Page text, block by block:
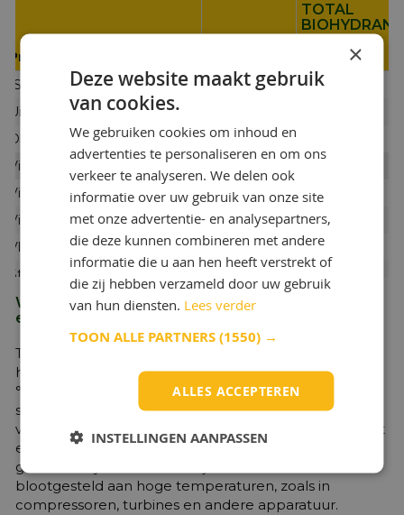
Productspecificaties :
TOTAL
BIOHYDRAN
ISO VG
46
Uitzicht
Dichtheid bij 15°C kg/m3
Viscositeit bij 40°C mm2/s
Viscositeit bij 100°C mm2/s
9,3
Viscositeitindex
185
Vlampunt C.O.C. °C
280
Stolpunt
Wat is de viscositeit van Total Biohydran TMP 46
en waar wordt het meestal gebruikt?
Total Biohydran TMP 46 is een biologisch afbreekbare
hydraulische olie met een viscositeit van 46 cSt bij 40
°C. Het wordt meestal gebruikt in hydraulische
systemen waarbij een biologisch afbreekbare olie
vereist is, zoals in de landbouw, bosbouw, scheepvaart
en andere industrieën. Het is ook geschikt voor
gebruik in systemen waarbij de olie kan worden
blootgesteld aan hoge temperaturen, zoals in
compressoren, turbines en andere apparatuur.
×
Deze website maakt gebruik
van cookies.
We gebruiken cookies om inhoud en
advertenties te personaliseren en om ons
verkeer te analyseren. We delen ook
informatie over uw gebruik van onze site
met onze advertentie- en analysepartners,
die deze kunnen combineren met andere
informatie die u aan hen heeft verstrekt of
die zij hebben verzameld door uw gebruik
van hun diensten. Lees verder
TOON ALLE PARTNERS(1550) →
ALLES ACCEPTEREN
INSTELLINGEN AANPASSEN